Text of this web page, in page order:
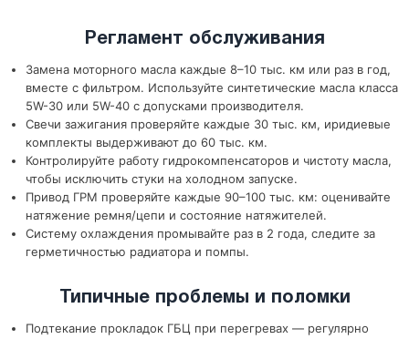
Регламент обслуживания
Замена моторного масла каждые 8–10 тыс. км или раз в год,
вместе с фильтром. Используйте синтетические масла класса
5W-30 или 5W-40 с допусками производителя.
Свечи зажигания проверяйте каждые 30 тыс. км, иридиевые
комплекты выдерживают до 60 тыс. км.
Контролируйте работу гидрокомпенсаторов и чистоту масла,
чтобы исключить стуки на холодном запуске.
Привод ГРМ проверяйте каждые 90–100 тыс. км: оценивайте
натяжение ремня/цепи и состояние натяжителей.
Систему охлаждения промывайте раз в 2 года, следите за
герметичностью радиатора и помпы.
Типичные проблемы и поломки
Подтекание прокладок ГБЦ при перегревах — регулярно